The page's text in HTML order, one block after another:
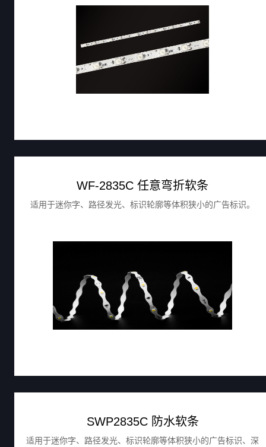
WF-2835C 任意弯折软条
适用于迷你字、路径发光、标识轮廓等体积狭小的广告标识。
SWP2835C 防水软条
适用于迷你字、路径发光、标识轮廓等体积狭小的广告标识、深